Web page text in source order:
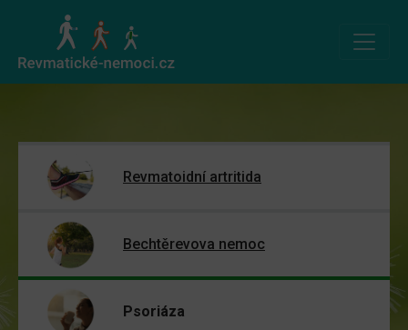
Revmatoidní artritida
Bechtěrevova nemoc
Psoriáza